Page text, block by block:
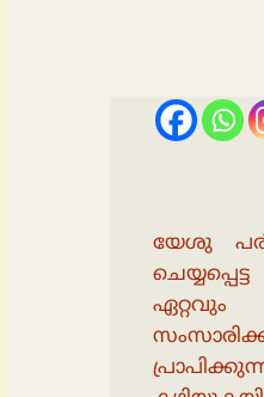
യേശു
ഏറ്റവും